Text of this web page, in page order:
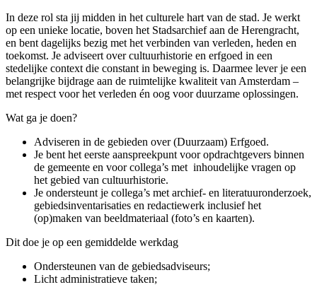
In deze rol sta jij midden in het culturele hart van de stad. Je werkt
op een unieke locatie, boven het Stadsarchief aan de Herengracht,
en bent dagelijks bezig met het verbinden van verleden, heden en
toekomst. Je adviseert over cultuurhistorie en erfgoed in een
stedelijke context die constant in beweging is. Daarmee lever je een
belangrijke bijdrage aan de ruimtelijke kwaliteit van Amsterdam –
met respect voor het verleden én oog voor duurzame oplossingen.
Wat ga je doen?
Adviseren in de gebieden over (Duurzaam) Erfgoed.
Je bent het eerste aanspreekpunt voor opdrachtgevers binnen
de gemeente en voor collega’s met inhoudelijke vragen op
het gebied van cultuurhistorie.
Je ondersteunt je collega’s met archief- en literatuuronderzoek,
gebiedsinventarisaties en redactiewerk inclusief het
(op)maken van beeldmateriaal (foto’s en kaarten).
Dit doe je op een gemiddelde werkdag
Ondersteunen van de gebiedsadviseurs;
Licht administratieve taken;